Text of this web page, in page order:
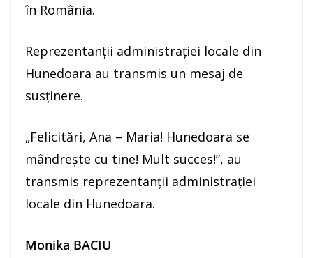
în România.
Reprezentanții administrației locale din
Hunedoara au transmis un mesaj de
susținere.
„Felicitări, Ana – Maria! Hunedoara se
mândrește cu tine! Mult succes!”, au
transmis reprezentanții administrației
locale din Hunedoara.
Monika BACIU